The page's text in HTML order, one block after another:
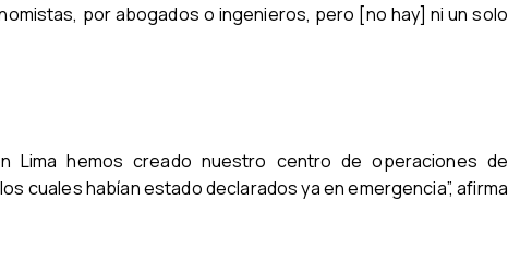
por abogados o ingenieros, pero [no hay] ni un solo
Lima hemos creado nuestro centro de operaciones de
cuales habían estado declarados ya en emergencia”, afirma